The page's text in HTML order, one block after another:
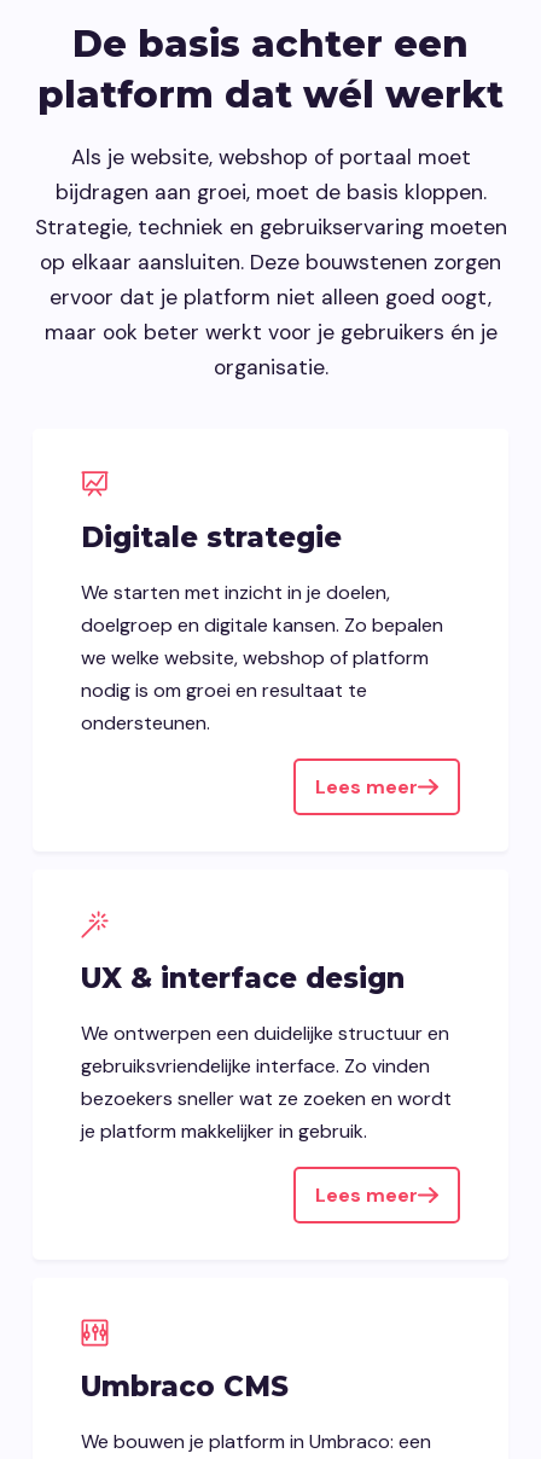
De basis achter een
platform dat wél werkt
Als je website, webshop of portaal moet
bijdragen aan groei, moet de basis kloppen.
Strategie, techniek en gebruikservaring moeten
op elkaar aansluiten. Deze bouwstenen zorgen
ervoor dat je platform niet alleen goed oogt,
maar ook beter werkt voor je gebruikers én je
organisatie.
Digitale strategie
We starten met inzicht in je doelen,
doelgroep en digitale kansen. Zo bepalen
we welke website, webshop of platform
nodig is om groei en resultaat te
ondersteunen.
Lees meer
UX & interface design
We ontwerpen een duidelijke structuur en
gebruiksvriendelijke interface. Zo vinden
bezoekers sneller wat ze zoeken en wordt
je platform makkelijker in gebruik.
Lees meer
Umbraco CMS
We bouwen je platform in Umbraco: een